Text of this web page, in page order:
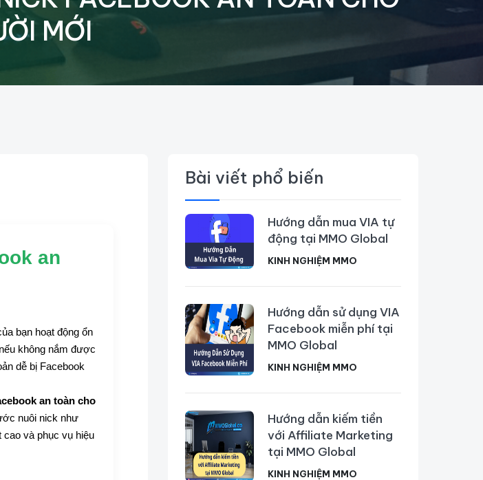
MỚI
an
bạn hoạt động ổn
không nắm được
dễ bị Facebook
an toàn cho
nuôi nick như
cao và phục vụ hiệu
Bài viết phổ biến
Hướng dẫn mua VIA tự
động tại MMO Global
KINH NGHIỆM MMO
Hướng dẫn sử dụng VIA
Facebook miễn phí tại
MMO Global
KINH NGHIỆM MMO
Hướng dẫn kiếm tiền
với Affiliate Marketing
tại MMO Global
KINH NGHIỆM MMO